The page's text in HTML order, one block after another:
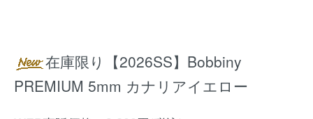
在庫限り【2026SS】Bobbiny
PREMIUM 5mm カナリアイエロー